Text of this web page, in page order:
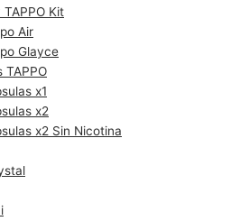
Kit
Air
Glayce
TAPPO
x1
x2
x2 Sin Nicotina